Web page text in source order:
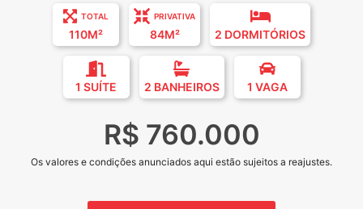
TOTAL
110M²
PRIVATIVA
84M² 2 DORMITÓRIOS
1 SUÍTE 2 BANHEIROS 1 VAGA
R$ 760.000
Os valores e condições anunciados aqui estão sujeitos a reajustes.